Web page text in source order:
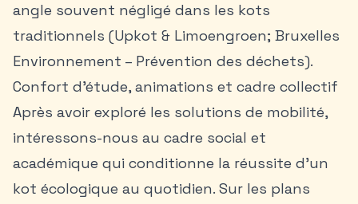
angle souvent négligé dans les kots
traditionnels (Upkot & Limoengroen; Bruxelles
Environnement – Prévention des déchets).
Confort d’étude, animations et cadre collectif
Après avoir exploré les solutions de mobilité,
intéressons-nous au cadre social et
académique qui conditionne la réussite d’un
kot écologique au quotidien. Sur les plans